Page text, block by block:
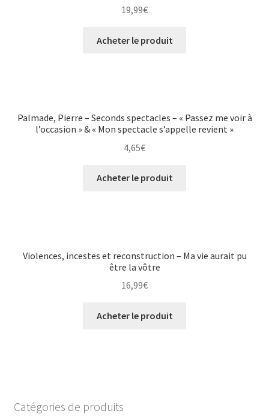
19,99€
Acheter le produit
Palmade, Pierre – Seconds spectacles – « Passez me voir à
l’occasion » & « Mon spectacle s’appelle revient »
4,65€
Acheter le produit
Violences, incestes et reconstruction – Ma vie aurait pu
être la vôtre
16,99€
Acheter le produit
Catégories de produits